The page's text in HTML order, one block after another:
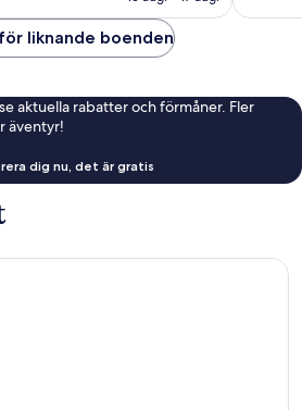
liknande boenden
aktuella rabatter och förmåner. Fler
äventyr!
dig nu, det är gratis